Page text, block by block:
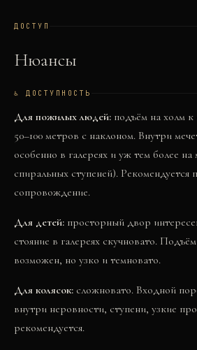
ДОСТУП
Нюансы
♿ ДОСТУПНОСТЬ
Для пожилых людей: подъём на холм к
50–100 метров с наклоном. Внутри
особенно в галереях и уж тем более
спиральных ступеней). Рекомендуется
сопровождение.
Для детей: просторный двор
стояние в галереях скучновато.
возможен, но узко и темновато.
Для колясок: сложновато. Входной
внутри неровности, ступени, узкие
рекомендуется.